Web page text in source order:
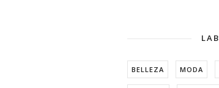
BELLEZA MODA